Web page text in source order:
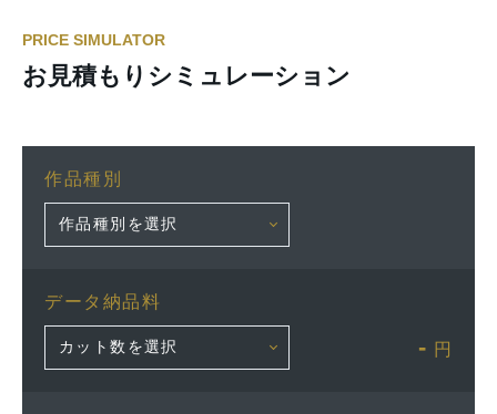
PRICE SIMULATOR
お見積もりシミュレーション
作品種別
データ納品料
- 円